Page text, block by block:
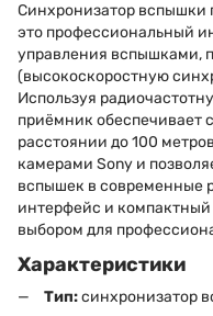
Синхронизатор вспышки
это профессиональный
управления вспышками,
(высокоскоростную
Используя
приёмник обеспечивает
расстоянии до 100
камерами Sony и
вспышек в современные
интерфейс и
выбором для
Характеристики
Тип:синхронизатор